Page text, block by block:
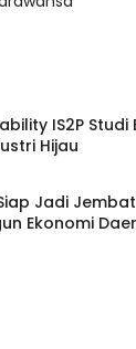
IS2P
Hijau
Jadi
Ekonomi